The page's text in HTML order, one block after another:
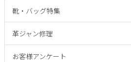
靴・バッグ特集
革ジャン修理
お客様アンケート